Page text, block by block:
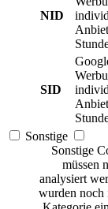
NID
SID
Sonstige
Sonstige
müssen
analysiert
wurden noch